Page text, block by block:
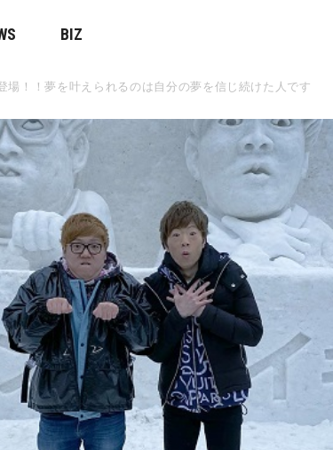
BIZ
場！！夢を叶えられるのは自分の夢を信じ続けた人です